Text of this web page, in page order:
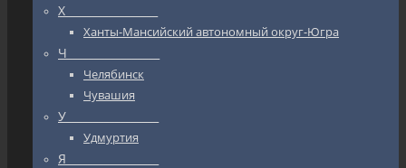
Х_________________
Ханты-Мансийский автономный округ-Югра
Ч_________________
Челябинск
Чувашия
У_________________
Удмуртия
Я_________________